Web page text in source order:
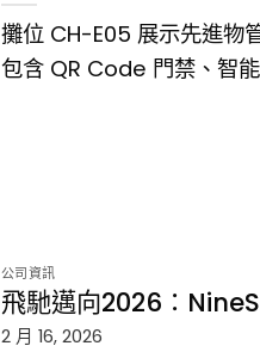
攤位 CH-E05 展示先進物
包含 QR Code 門禁、智
公司資訊
飛馳邁向2026：
2 月 16, 2026